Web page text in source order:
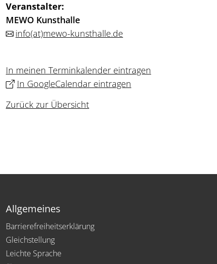
Veranstalter:
MEWO Kunsthalle
info(at)mewo-kunsthalle.de
In meinen Terminkalender eintragen
In GoogleCalendar eintragen
Zurück zur Übersicht
Allgemeines
Barrierefreiheitserklärung
Gleichstellung
Leichte Sprache